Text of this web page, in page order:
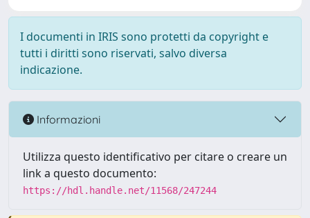
I documenti in IRIS sono protetti da copyright e
tutti i diritti sono riservati, salvo diversa
indicazione.
Informazioni
Utilizza questo identificativo per citare o creare un
link a questo documento:
https://hdl.handle.net/11568/247244